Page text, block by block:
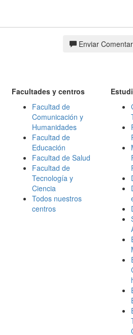
Enviar
Facultades y centros
Facultad de
Comunicación y
Humanidades
Facultad de
Educación
Facultad de Salud
Facultad de
Tecnología y
Ciencia
Todos nuestros
centros